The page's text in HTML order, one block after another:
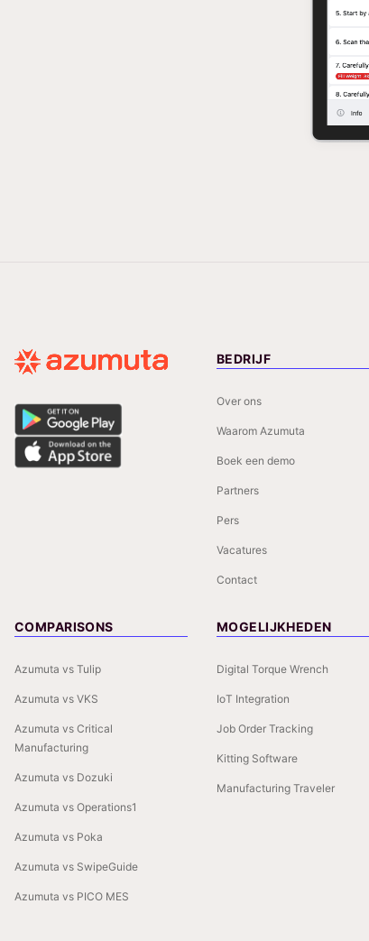
BEDRIJF
Over ons
Waarom Azumuta
Boek een demo
Partners
Pers
Vacatures
Contact
COMPARISONS
Azumuta vs Tulip
Azumuta vs VKS
Azumuta vs Critical
Manufacturing
Azumuta vs Dozuki
Azumuta vs Operations1
Azumuta vs Poka
Azumuta vs SwipeGuide
Azumuta vs PICO MES
MOGELIJKHEDEN
Digital Torque Wrench
IoT Integration
Job Order Tracking
Kitting Software
Manufacturing Traveler